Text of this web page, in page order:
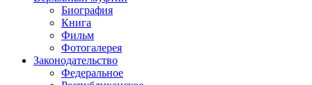
Биография
Книга
Фильм
Фотогалерея
Законодательство
Федеральное